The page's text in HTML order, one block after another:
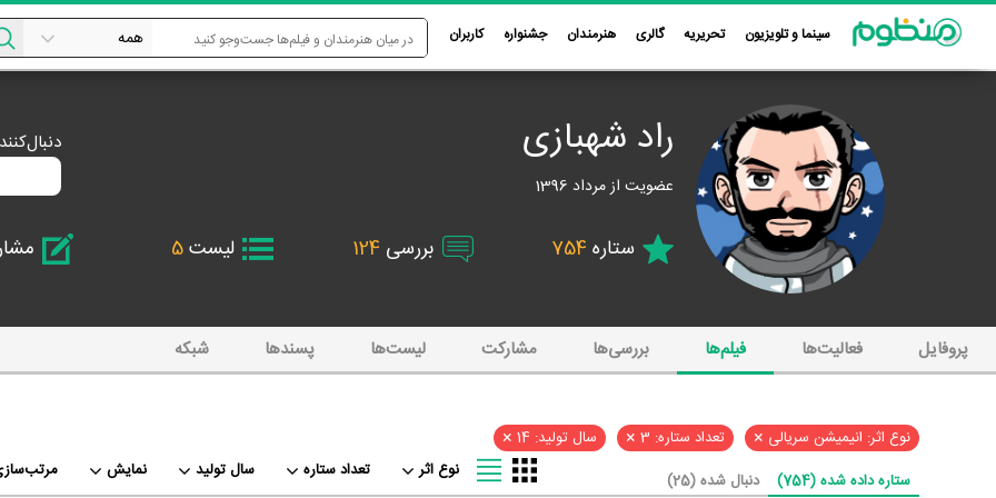
سینما و تلویزیون تحریریه گالری هنرمندان جشنواره کاربران
راد شهبازی
عضویت از مرداد 1396
ستاره 754 بررسی 124 لیست5
پروفایل فعالیت‌ها فیلم‌ها بررسی‌ها مشارکت لیست‌ها پسند‌ها شبکه
نوع اثر: انیمیشن سریالی × تعداد ستاره: 3 × سال تولید: 14 ×
ستاره داده شده (754) دنبال شده (25) نمایش سال تولید تعداد ستاره نوع اثر